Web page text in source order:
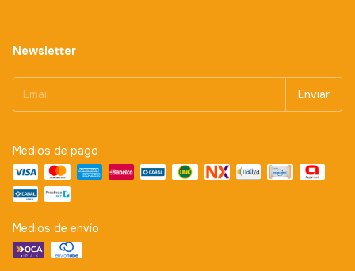
Newsletter
Medios de pago
Medios de envío